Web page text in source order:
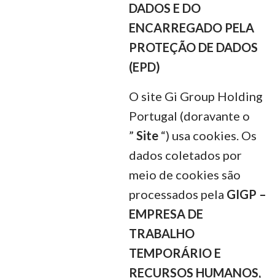
DADOS E DO
ENCARREGADO PELA
PROTEÇÃO DE DADOS
(EPD)
O site Gi Group Holding
Portugal (doravante o
” Site “) usa cookies. Os
dados coletados por
meio de cookies são
processados pela GIGP –
EMPRESA DE
TRABALHO
TEMPORÁRIO E
RECURSOS HUMANOS,